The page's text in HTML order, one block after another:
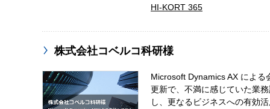
HI-KORT 365
株式会社コベルコ科研様
Microsoft Dynamics AX による
更新で、不満に感じていた業
し、更なるビジネスへの有効